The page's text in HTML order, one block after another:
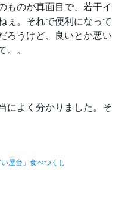
ものが真面目で、若干イ
ぇ。それで便利になって
ろうけど、良いとか悪い
。
によく分かりました。そ